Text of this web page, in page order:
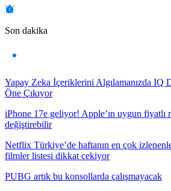
Son dakika
Yapay Zeka İçeriklerini Algılamanızda IQ
Öne Çıkıyor
iPhone 17e geliyor! Apple’ın uygun fiyatlı
değiştirebilir
Netflix Türkiye’de haftanın en çok
filmler listesi dikkat çekiyor
PUBG artık bu konsollarda çalışmayacak